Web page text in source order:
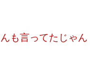
も言ってたじゃん